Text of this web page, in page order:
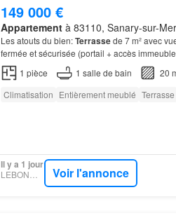
149 000 €
Appartementà 83110, Sanary-sur-
Les atouts du bien:Terrassede 7 m² avec
fermée et sécurisée (portail + accès
résidence
Piscineréservée aux résidents
1 pièce 1 salle de bain
20
Climatisation Entièrement meublé Terrasse
Il y a 1 jour
LEBONCOIN Voir l'annonce